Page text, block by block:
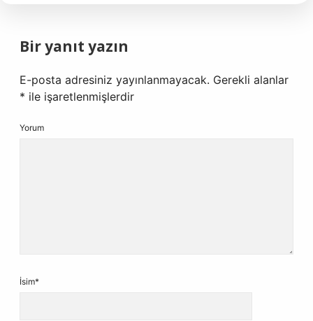
Bir yanıt yazın
E-posta adresiniz yayınlanmayacak. Gerekli alanlar
* ile işaretlenmişlerdir
Yorum
İsim*